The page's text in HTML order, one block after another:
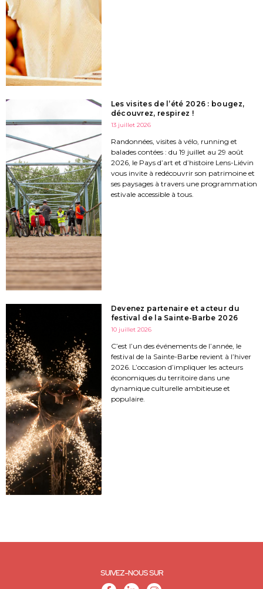
Les visites de l’été 2026 : bougez,
découvrez, respirez !
13 juillet 2026
Randonnées, visites à vélo, running et
balades contées : du 19 juillet au 29 août
2026, le Pays d’art et d’histoire Lens-Liévin
vous invite à redécouvrir son patrimoine et
ses paysages à travers une programmation
estivale accessible à tous.
Devenez partenaire et acteur du
festival de la Sainte-Barbe 2026
10 juillet 2026
C’est l’un des événements de l’année, le
festival de la Sainte-Barbe revient à l’hiver
2026. L’occasion d’impliquer les acteurs
économiques du territoire dans une
dynamique culturelle ambitieuse et
populaire.
SUIVEZ-NOUS SUR